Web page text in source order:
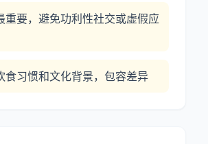
重要，避免功利性社交或虚假应
食习惯和文化背景，包容差异